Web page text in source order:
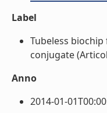
Label
Tubeless
conjugate
Anno
2014-01-